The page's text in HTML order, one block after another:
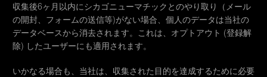
収集後6ヶ月以内にシカゴニューマチックとのやり取り（メール
の開封、フォームの送信等)がない場合、個人のデータは当社の
データベースから消去されます。これは、オプトアウト (登録解
除) したユーザーにも適用されます。
いかなる場合も、当社は、収集された目的を達成するために必要